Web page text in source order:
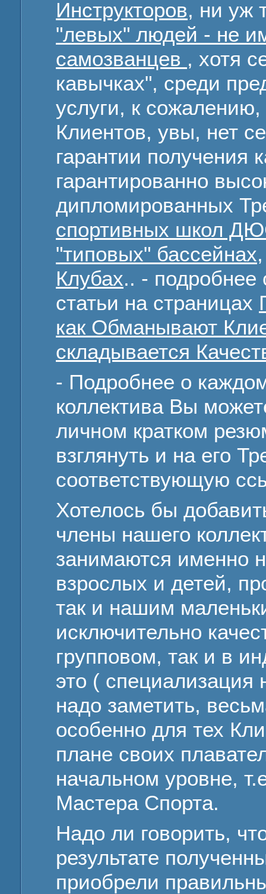
Инструкторов, ни уж
"левых" людей - не
самозванцев , хотя
кавычках", среди
услуги, к
Клиентов, увы, нет
гарантии получения
гарантированно
дипломированных
спортивных школ
"типовых" бассейнах
Клубах.. - подробнее
статьи на страницах
как Обманывают
складывается
- Подробнее о
коллектива Вы
личном кратком
взглянуть и на его
соответствующую
Хотелось бы
члены нашего
занимаются именно
взрослых и детей,
так и нашим
исключительно
групповом, так и в
это ( специализация
надо заметить,
особенно для тех
плане своих
начальном уровне,
Мастера Спорта.
Надо ли говорить,
результате
приобрели